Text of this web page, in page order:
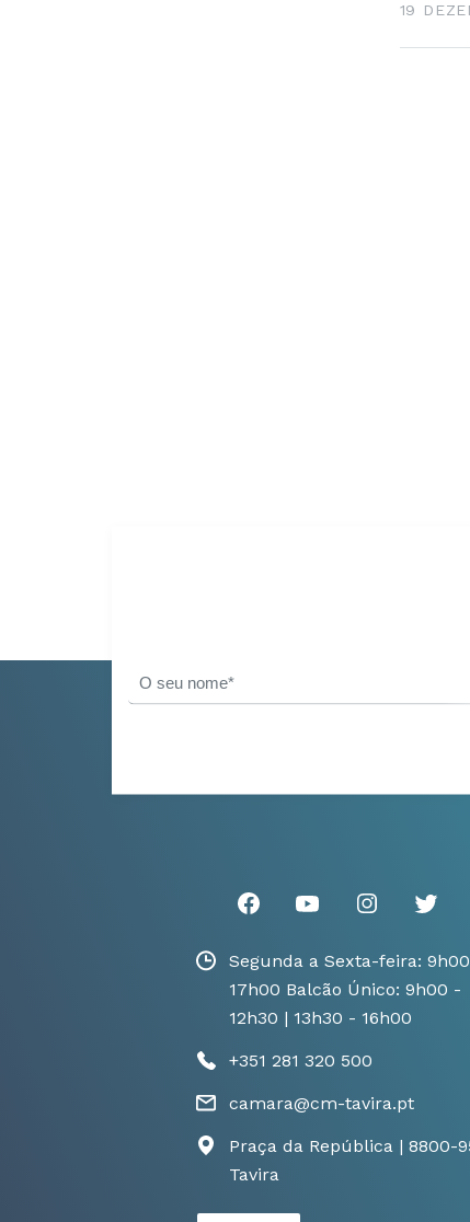
19
Segunda a Sexta-feira:
17h00 Balcão Único: 9h00 -
12h30 | 13h30 - 16h00
+351 281 320 500
camara@cm-tavira.pt
Praça da República | 8800-
Tavira